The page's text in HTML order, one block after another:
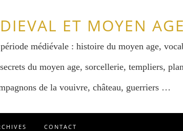
ET MOYEN AGE
médiévale : histoire du moyen age,
du moyen age, sorcellerie, templiers,
de la vouivre, château, guerriers …
CONTACT